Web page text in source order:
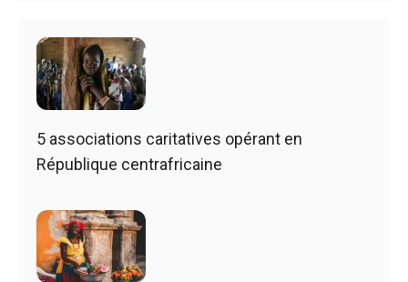
5 associations caritatives opérant en
République centrafricaine